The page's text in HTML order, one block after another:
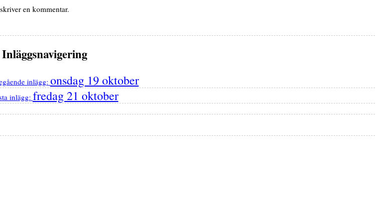
en kommentar.
Inläggsnavigering
inlägg: onsdag 19 oktober
inlägg: fredag 21 oktober